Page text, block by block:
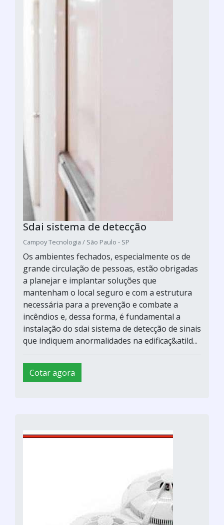
Sdai sistema de detecção
Campoy Tecnologia / São Paulo - SP
Os ambientes fechados, especialmente os de
grande circulação de pessoas, estão obrigadas
a planejar e implantar soluções que
mantenham o local seguro e com a estrutura
necessária para a prevenção e combate a
incêndios e, dessa forma, é fundamental a
instalação do sdai sistema de detecção de sinais
que indiquem anormalidades na edificaç&atild...
Cotar agora